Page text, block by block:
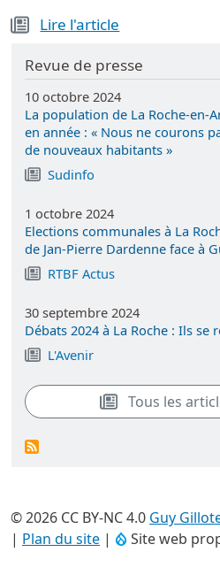
Lire l'article
Revue de presse
10 octobre 2024
La population de La Roche-en-
en année : « Nous ne courons
de nouveaux habitants »
Sudinfo
1 octobre 2024
Elections communales à La
de Jan-Pierre Dardenne face à
RTBF Actus
30 septembre 2024
Débats 2024 à La Roche : Ils
L'Avenir
Tous les
© 2026 CC BY-NC 4.0 Guy
| Plan du site | Site web